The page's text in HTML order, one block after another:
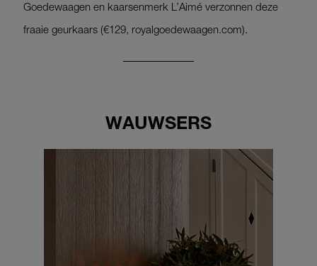
Goedewaagen en kaarsenmerk L’Aimé verzonnen deze
fraaie geurkaars (€129, royalgoedewaagen.com).
WAUWSERS